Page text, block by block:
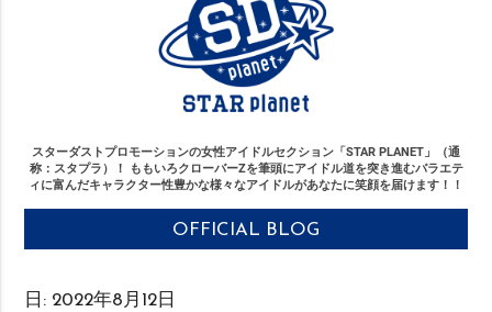
スターダストプロモーションの女性アイドルセクション「STAR PLANET」（通
称：スタプラ）！
ももいろクローバーZを筆頭にアイドル道を突き進むバラエテ
ィに富んだキャラクター性豊かな様々なアイドルがあなたに笑顔を届けます！！
OFFICIAL BLOG
日: 2022年8月12日